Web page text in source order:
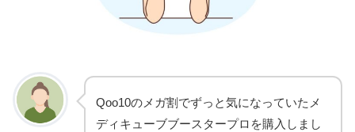
Qoo10のメガ割でずっと気になっていたメ
ディキューブブースタープロを購入しまし